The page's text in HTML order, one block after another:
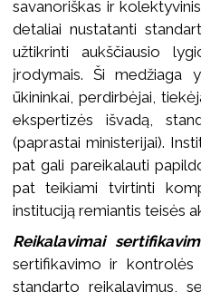
savanoriškas ir
detaliai nustatanti
užtikrinti aukščiausio
įrodymais. Ši medžiaga
ūkininkai, perdirbėjai,
ekspertizės išvadą,
(paprastai ministerijai).
pat gali pareikalauti
pat teikiami tvirtinti
instituciją remiantis teisės
Reikalavimai
sertifikavimo ir kontrolės
standarto reikalavimus,